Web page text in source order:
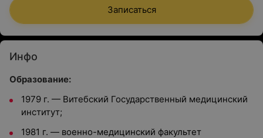
Записаться
Инфо
Образование:
1979 г. — Витебский Государственный медицинский
институт;
1981 г. — военно-медицинский факультет